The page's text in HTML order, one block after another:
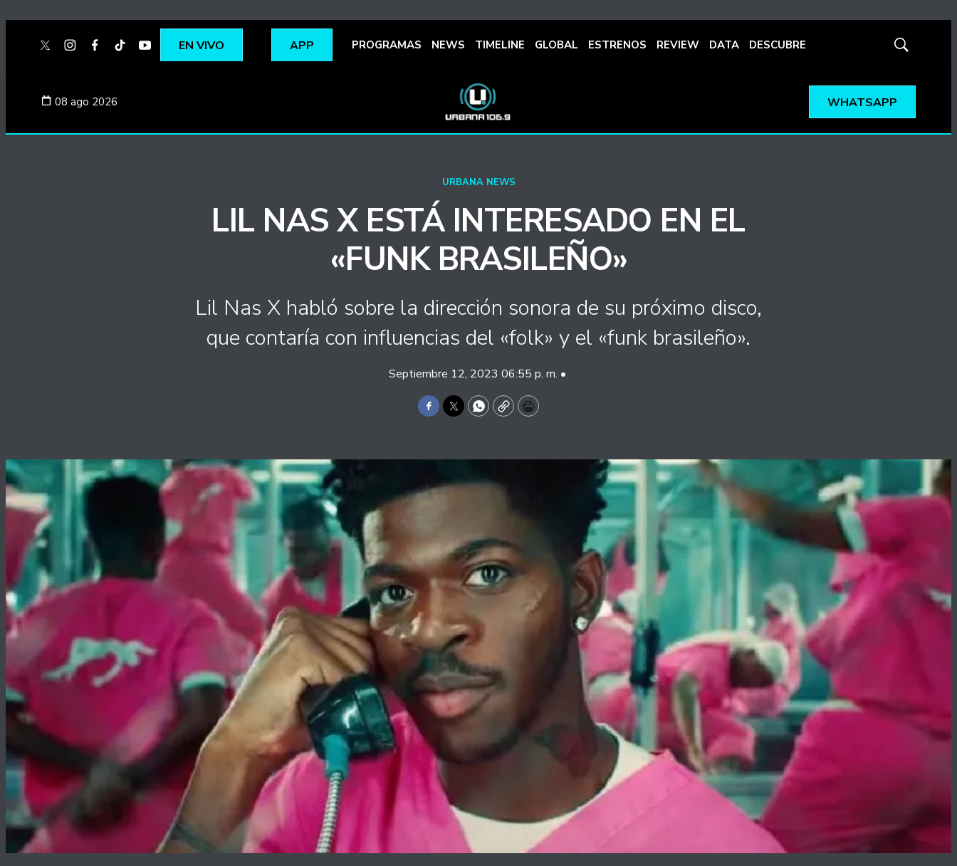
twitterinstagram
facebook
tiktokyoutubespotify
EN VIVO APP PROGRAMAS NEWS TIMELINE GLOBAL ESTRENOS REVIEW DATA DESCUBRE
Mostrar
08 ago 2026 WHATSAPP
URBANA NEWS
LIL NAS X ESTÁ INTERESADO EN EL
«FUNK BRASILEÑO»
Lil Nas X habló sobre la dirección sonora de su próximo disco,
que contaría con influencias del «folk» y el «funk brasileño».
Septiembre 12, 2023 06:55 p. m. •
Facebook
TwitterWhatsApp
CopyPrint